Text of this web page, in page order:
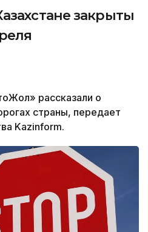
закрыты
рассказали о
страны, передает
Kazinform.